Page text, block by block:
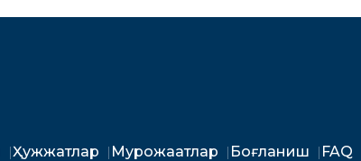
Ҳужжатлар Мурожаатлар Боғланиш FAQ